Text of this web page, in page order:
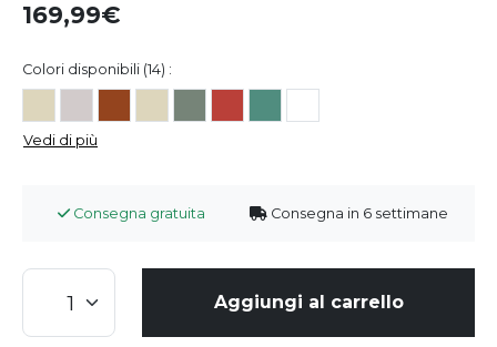
169,99
Colori disponibili (14) :
Vedi di più
Consegna gratuita Consegna in 6 settimane
Aggiungi al carrello